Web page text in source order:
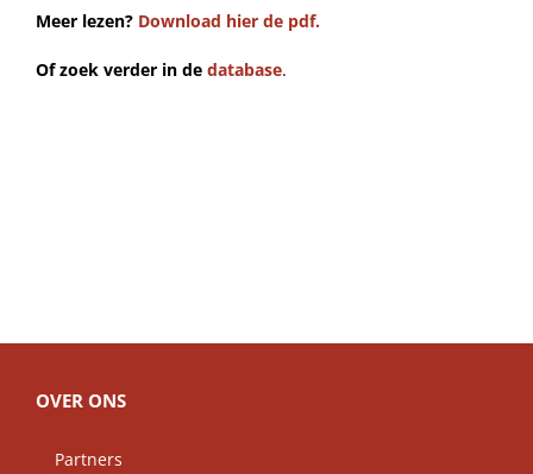
Meer lezen? Download hier de pdf.
Of zoek verder in de database.
OVER ONS
Partners